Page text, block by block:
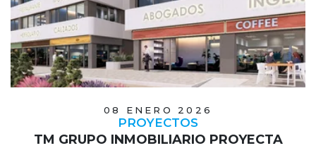
08 ENERO 2026
PROYECTOS
TM GRUPO INMOBILIARIO PROYECTA